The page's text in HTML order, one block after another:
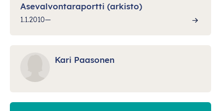
Asevalvontaraportti (arkisto)
1.1.2010—
Kari Paasonen